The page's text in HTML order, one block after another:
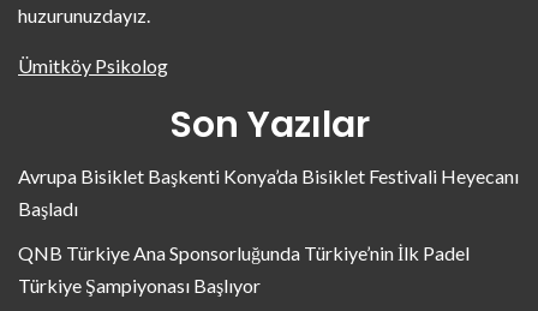
huzurunuzdayız.
Ümitköy Psikolog
Son Yazılar
Avrupa Bisiklet Başkenti Konya’da Bisiklet Festivali Heyecanı
Başladı
QNB Türkiye Ana Sponsorluğunda Türkiye’nin İlk Padel
Türkiye Şampiyonası Başlıyor